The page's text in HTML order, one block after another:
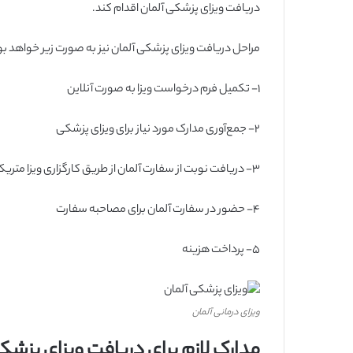
دریافت ویزای پزشکی آلمان اقدام کند.
مراحل دریافت ویزای پزشکی آلمان نیز به صورت زیر خواهد
۱- تکمیل فرم درخواست ویزا به صورت آنلاین
۲- جمع‌آوری مدارک مورد نیاز برای ویزای پزشکی
۳- دریافت نوبت از سفارت آلمان از طریق کارگزاری ویزا
۴- حضور در سفارت آلمان برای مصاحبه سفارت
۵- پرداخت هزینه
ویزای درمانی آلمان